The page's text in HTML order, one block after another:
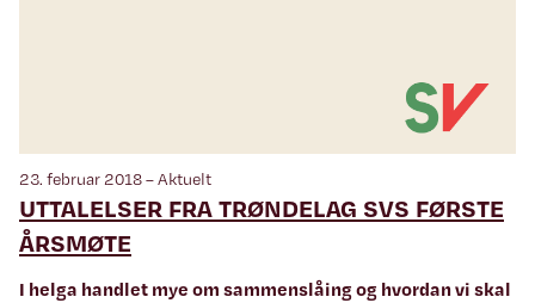
23. februar 2018 – Aktuelt
UTTALELSER FRA TRØNDELAG SVS FØRSTE
ÅRSMØTE
I helga handlet mye om sammenslåing og hvordan vi skal